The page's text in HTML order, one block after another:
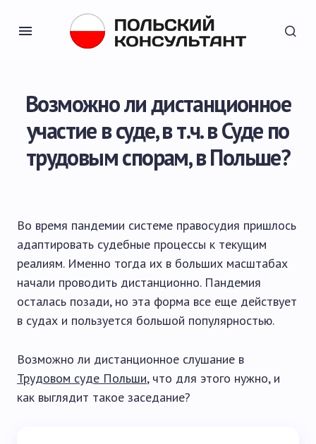
Возможно ли дистанционное
участие в суде, в т.ч. в Суде по
трудовым спорам, в Польше?
Во время пандемии системе правосудия пришлось
адаптировать судебные процессы к текущим
реалиям. Именно тогда их в больших масштабах
начали проводить дистанционно. Пандемия
осталась позади, но эта форма все еще действует
в судах и пользуется большой популярностью.
Возможно ли дистанционное слушание в
Трудовом суде Польши, что для этого нужно, и
как выглядит такое заседание?